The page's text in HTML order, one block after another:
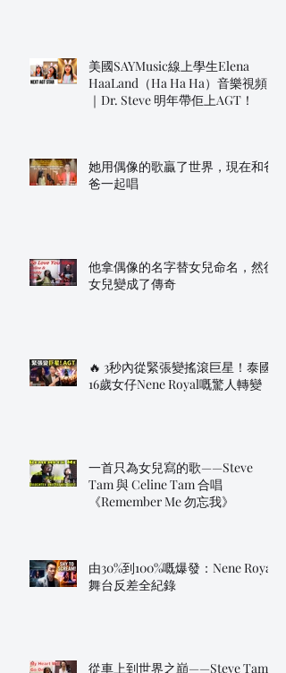
美國SAYMusic線上學生Elena
HaaLand（Ha Ha Ha）音樂視頻
｜Dr. Steve 明年帶佢上AGT！
她用偶像的歌贏了世界，現在和爸
爸一起唱
他拿偶像的名字替女兒命名，然後
女兒變成了傳奇
🔥 3秒內從緊張變搖滾巨星！泰國
16歲女仔Nene Royal嘅驚人轉變
一首只為女兒寫的歌——Steve
Tam 與 Celine Tam 合唱
《Remember Me 勿忘我》
由30%到100%嘅爆發：Nene Royal
舞台反差全紀錄
從車上到世界之巔——Steve Tam